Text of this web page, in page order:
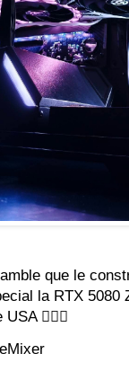
que le
la RTX 5080
👌🏼😎